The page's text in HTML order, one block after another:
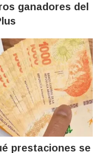
ganadores del
prestaciones se